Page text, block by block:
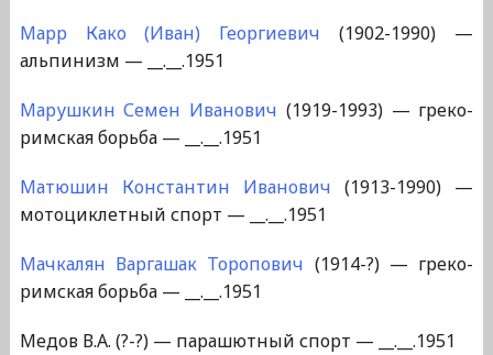
Марр Како (Иван) Георгиевич (1902-1990) —
альпинизм — __.__.1951
Марушкин Семен Иванович (1919-1993) — греко-
римская борьба — __.__.1951
Матюшин Константин Иванович (1913-1990) —
мотоциклетный спорт — __.__.1951
Мачкалян Варгашак Торопович (1914-?) — греко-
римская борьба — __.__.1951
Медов В.А. (?-?) — парашютный спорт — __.__.1951